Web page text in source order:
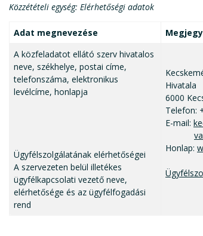
Közzétételi egység: Elérhetőségi adatok
Adat megnevezése
A közfeladatot ellátó szerv hivatalos
neve, székhelye, postai címe,
telefonszáma, elektronikus
levélcíme, honlapja
Ügyfélszolgálatának elérhetőségei
A szervezeten belül illetékes
ügyfélkapcsolati vezető neve,
elérhetősége és az ügyfélfogadási
rend
Hivatala
6000
Telefon:
E-mail:
Honlap: